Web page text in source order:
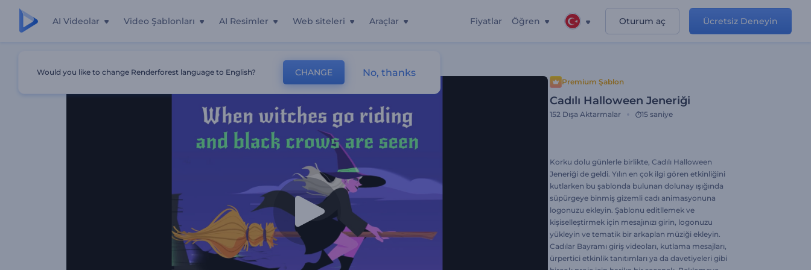
AI Videolar Video Şablonları AI Resimler Web siteleri Araçlar Fiyatlar Öğren Oturum aç Ücretsiz Deneyin
Premium Şablon
Cadılı Halloween Jeneriği
152 Dışa Aktarmalar 15 saniye
Korku dolu günlerle birlikte, Cadılı Halloween
Jeneriği de geldi. Yılın en çok ilgi gören etkinliğini
kutlarken bu şablonda bulunan dolunay ışığında
süpürgeye binmiş gizemli cadı animasyonuna
logonuzu ekleyin. Şablonu editllemek ve
kişiselleştirmek için mesajınızı girin, logonuzu
yükleyin ve tematik bir arkaplan müziği ekleyin.
Cadılar Bayramı giriş videoları, kutlama mesajları,
ürpertici etkinlik tanıtımları ya da davetiyeleri gibi
Would you like to change Renderforest language to English? CHANGE No, thanks